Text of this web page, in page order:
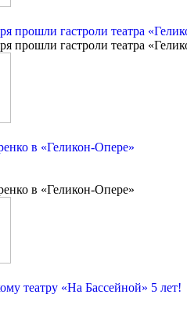
прошли гастроли театра
прошли гастроли театра
в «Геликон-Опере»
в «Геликон-Опере»
театру «На Бассейной» 5 лет!